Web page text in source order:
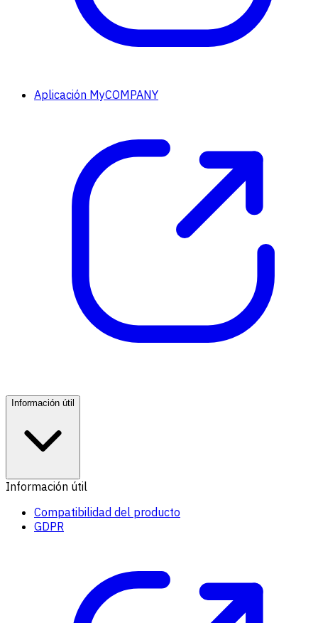
Aplicación MyCOMPANY
Información útil
Información útil
Compatibilidad del producto
GDPR